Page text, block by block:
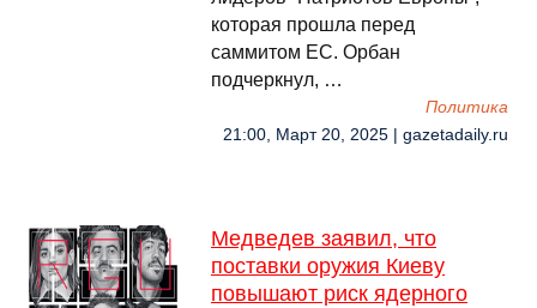
которая прошла перед
саммитом ЕС. Орбан
подчеркнул, …
Политика
21:00, Март 20, 2025 | gazetadaily.ru
Медведев заявил, что
поставки оружия Киеву
повышают риск ядерного